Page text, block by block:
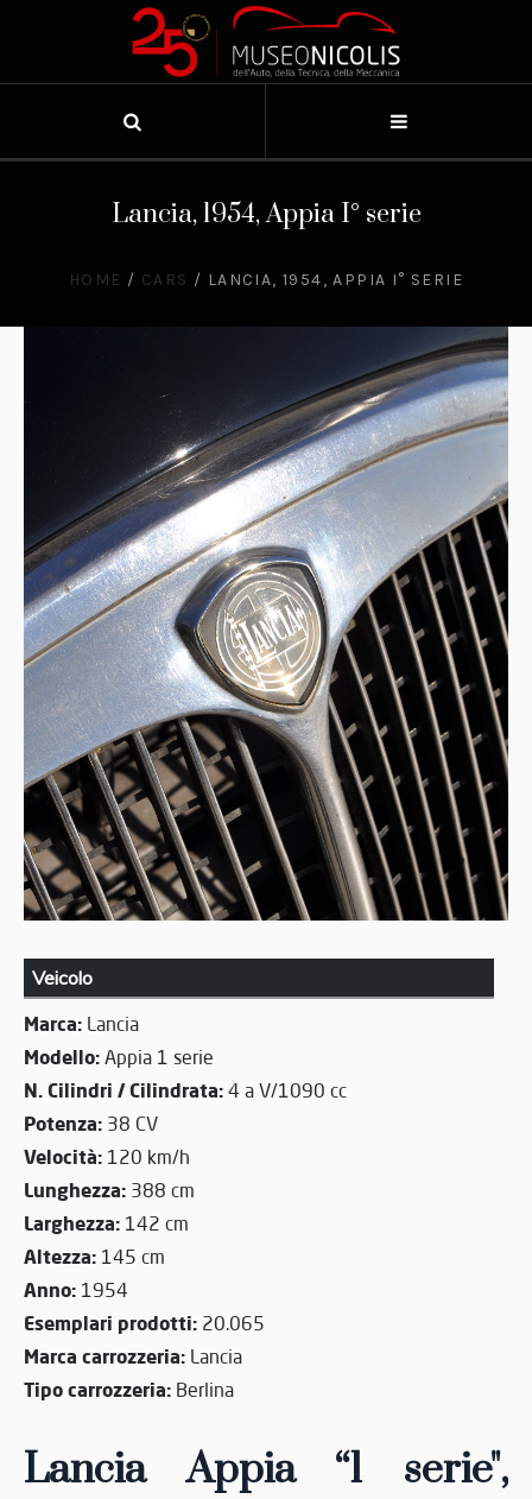
Lancia, 1954, Appia I° serie
HOME / CARS / LANCIA, 1954, APPIA I° SERIE
Veicolo
Marca: Lancia
Modello: Appia 1 serie
N. Cilindri / Cilindrata: 4 a V/1090 cc
Potenza: 38 CV
Velocità: 120 km/h
Lunghezza: 388 cm
Larghezza: 142 cm
Altezza: 145 cm
Anno: 1954
Esemplari prodotti: 20.065
Marca carrozzeria: Lancia
Tipo carrozzeria: Berlina
Lancia Appia “1 serie",